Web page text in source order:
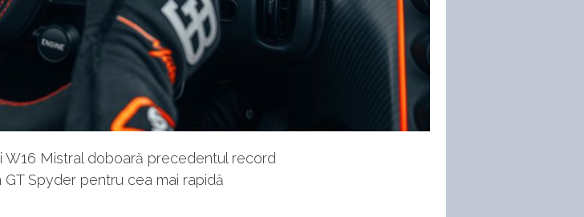
Mistral doboară precedentul record
Spyder pentru cea mai rapidă